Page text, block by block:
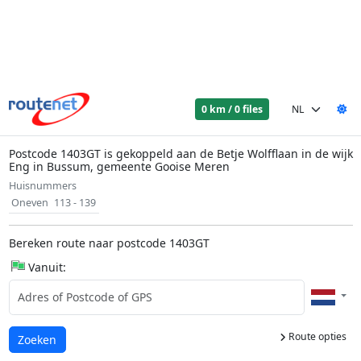
0 km / 0 files
Postcode 1403GT is gekoppeld aan de Betje Wolfflaan in de wijk
Eng in Bussum, gemeente Gooise Meren
Huisnummers
Oneven 113 - 139
Bereken route naar postcode 1403GT
Vanuit:
Route opties
Laden...
Zoeken